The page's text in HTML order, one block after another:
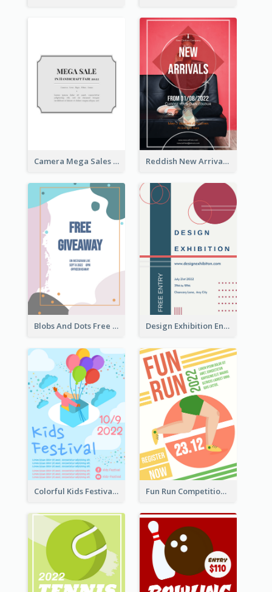
Camera Mega Sales Flyer Reddish New Arrivals Flyer
Blobs And Dots Free Giveaway Flyer Design Exhibition Entry Flyer
Colorful Kids Festival Flyer Fun Run Competition Flyer